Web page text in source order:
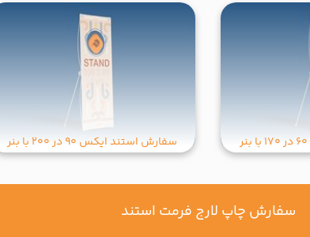
سفارش استند ایکس 90 در 200 با بنر
سفارش چاپ لارج فرمت استند